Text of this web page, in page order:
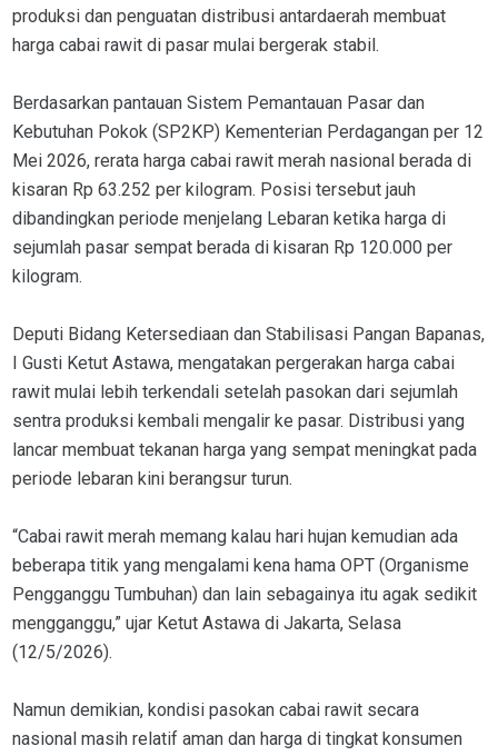
produksi dan penguatan distribusi antardaerah membuat
harga cabai rawit di pasar mulai bergerak stabil.
Berdasarkan pantauan Sistem Pemantauan Pasar dan
Kebutuhan Pokok (SP2KP) Kementerian Perdagangan per 12
Mei 2026, rerata harga cabai rawit merah nasional berada di
kisaran Rp 63.252 per kilogram. Posisi tersebut jauh
dibandingkan periode menjelang Lebaran ketika harga di
sejumlah pasar sempat berada di kisaran Rp 120.000 per
kilogram.
Deputi Bidang Ketersediaan dan Stabilisasi Pangan Bapanas,
I Gusti Ketut Astawa, mengatakan pergerakan harga cabai
rawit mulai lebih terkendali setelah pasokan dari sejumlah
sentra produksi kembali mengalir ke pasar. Distribusi yang
lancar membuat tekanan harga yang sempat meningkat pada
periode lebaran kini berangsur turun.
“Cabai rawit merah memang kalau hari hujan kemudian ada
beberapa titik yang mengalami kena hama OPT (Organisme
Pengganggu Tumbuhan) dan lain sebagainya itu agak sedikit
mengganggu,” ujar Ketut Astawa di Jakarta, Selasa
(12/5/2026).
Namun demikian, kondisi pasokan cabai rawit secara
nasional masih relatif aman dan harga di tingkat konsumen